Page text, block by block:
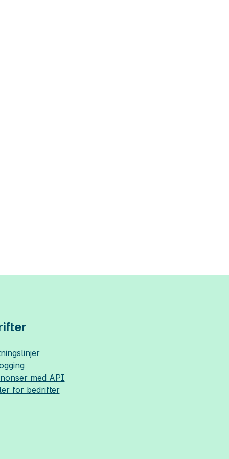
med API
for bedrifter